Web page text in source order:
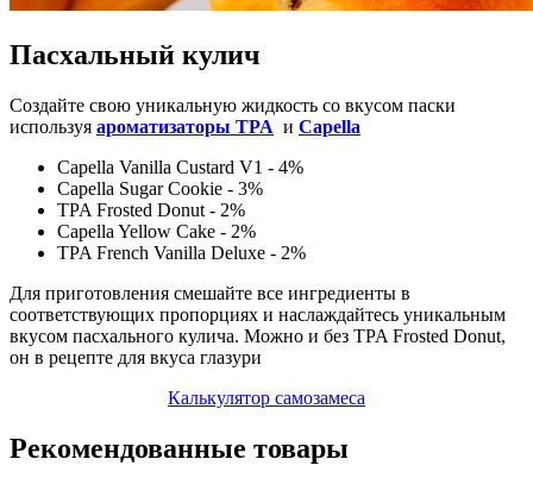
Пасхальный кулич
Создайте свою уникальную жидкость со вкусом паски
используя ароматизаторы TPA и Capella
Capella Vanilla Custard V1 - 4%
Capella Sugar Cookie - 3%
TPA Frosted Donut - 2%
Capella Yellow Cake - 2%
TPA French Vanilla Deluxe - 2%
Для приготовления смешайте все ингредиенты в
соответствующих пропорциях и наслаждайтесь уникальным
вкусом пасхального кулича. Можно и без TPA Frosted Donut,
он в рецепте для вкуса глазури
Калькулятор самозамеса
Рекомендованные товары